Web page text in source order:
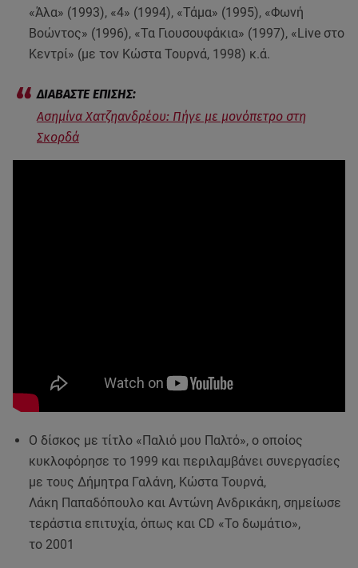
«Άλα» (1993), «4» (1994), «Τάμα» (1995), «Φωνή
Βοώντος» (1996), «Τα Γιουσουφάκια» (1997), «Live στο
Κεντρί» (με τον Κώστα Τουρνά, 1998) κ.ά.
Ασημίνα Χατζηανδρέου: Πήγε με μονόπετρο στη
Σκορδά
Ο δίσκος με τίτλο «Παλιό μου Παλτό», ο οποίος
κυκλοφόρησε το 1999 και περιλαμβάνει συνεργασίες
με τους Δήμητρα Γαλάνη, Κώστα Τουρνά,
Λάκη Παπαδόπουλο και Αντώνη Ανδρικάκη, σημείωσε
τεράστια επιτυχία, όπως και CD «Το δωμάτιο»,
το 2001